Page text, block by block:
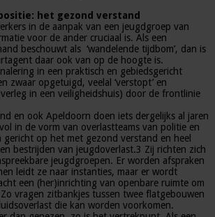
het gezond verstand
in de aanpak van een jeugdgroep van
voor de ander cruciaal is. Als een
beschouwt als ‘wandelende tijdbom’, dan is
daar ook van op de hoogte is.
in een praktisch en gebiedsgericht
zwaar opgetuigd, veelal ‘verstopt’ en
in een veiligheidshuis) door de frontlinie
en ook Apeldoorn doen iets dergelijks al jaren
in de vorm van overlastteams van politie en
gericht op het met gezond verstand en heel
bestrijden van jeugdoverlast.3 Zij richten zich
jeugdgroepen. Er worden afspraken
leidt ze naar instanties, maar er wordt
een (her)inrichting van openbare ruimte om
vragen zitbankjes tussen twee flatgebouwen
die kan worden voorkomen.